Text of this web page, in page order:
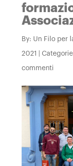
By: Un Filo per
2021
commenti